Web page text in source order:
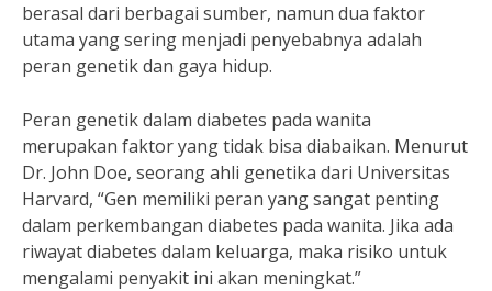
berasal dari berbagai sumber, namun dua faktor
utama yang sering menjadi penyebabnya adalah
peran genetik dan gaya hidup.
Peran genetik dalam diabetes pada wanita
merupakan faktor yang tidak bisa diabaikan. Menurut
Dr. John Doe, seorang ahli genetika dari Universitas
Harvard, “Gen memiliki peran yang sangat penting
dalam perkembangan diabetes pada wanita. Jika ada
riwayat diabetes dalam keluarga, maka risiko untuk
mengalami penyakit ini akan meningkat.”